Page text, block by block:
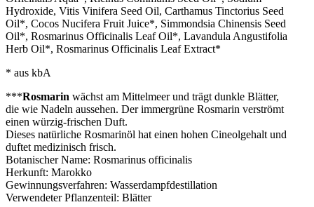
Hydroxide, Vitis Vinifera Seed Oil, Carthamus Tinctorius Seed
Oil*, Cocos Nucifera Fruit Juice*, Simmondsia Chinensis Seed
Oil*, Rosmarinus Officinalis Leaf Oil*, Lavandula Angustifolia
Herb Oil*, Rosmarinus Officinalis Leaf Extract*
* aus kbA
***Rosmarin wächst am Mittelmeer und trägt dunkle Blätter,
die wie Nadeln aussehen. Der immergrüne Rosmarin verströmt
einen würzig-frischen Duft.
Dieses natürliche Rosmarinöl hat einen hohen Cineolgehalt und
duftet medizinisch frisch.
Botanischer Name: Rosmarinus officinalis
Herkunft: Marokko
Gewinnungsverfahren: Wasserdampfdestillation
Verwendeter Pflanzenteil: Blätter